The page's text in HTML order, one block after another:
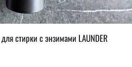
стирки с энзимами LAUNDER